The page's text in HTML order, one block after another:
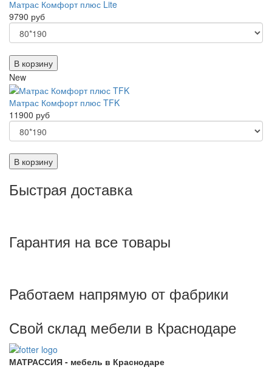
Матрас Комфорт плюс Lite
9790 руб
В корзину
New
Матрас Комфорт плюс TFK
11900 руб
В корзину
Быстрая доставка
Гарантия на все товары
Работаем напрямую от фабрики
Свой склад мебели в Краснодаре
МАТРАССИЯ - мебель в Краснодаре